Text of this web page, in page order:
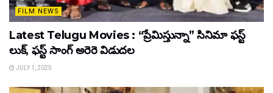
FILM NEWS
Latest Telugu Movies : “ప్రేమిస్తున్నా” సినిమా ఫస్ట్
లుక్, ఫస్ట్ సాంగ్ అరెరె విడుదల
JULY 1, 2025